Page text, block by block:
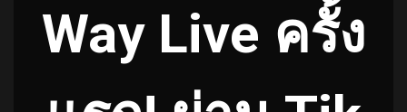
Way Live ครั้ง